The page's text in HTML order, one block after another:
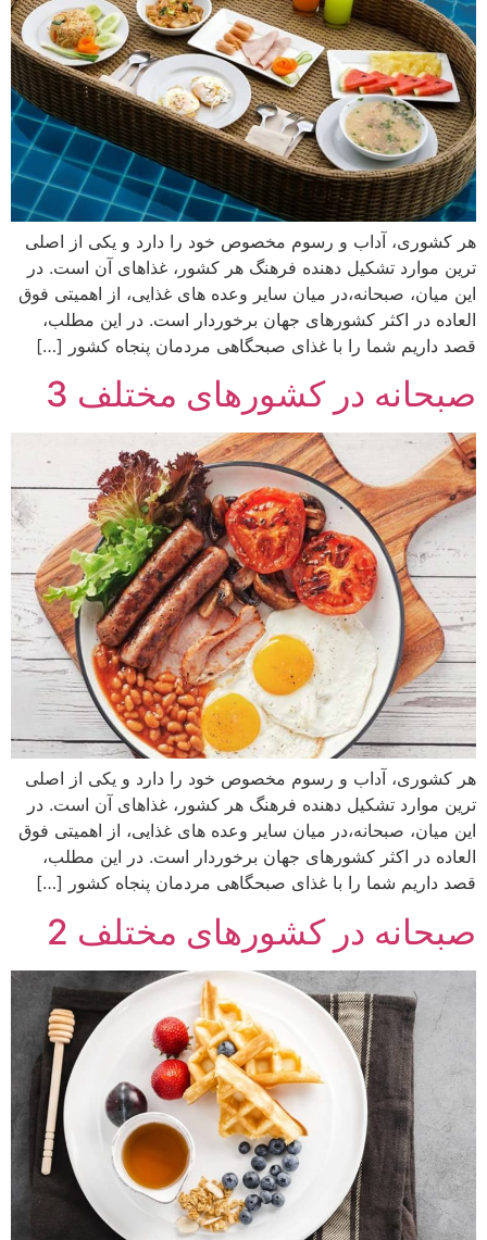
هر کشوری، آداب و رسوم مخصوص خود را دارد و یکی از اصلی
ترین موارد تشکیل دهنده فرهنگ هر کشور، غذاهای آن است. در
این میان، صبحانه،‌در میان سایر وعده های غذایی، از اهمیتی فوق
العاده در اکثر کشورهای جهان برخوردار است. در این مطلب،
قصد داریم شما را با غذای صبحگاهی مردمان پنجاه کشور […]
صبحانه در کشورهای مختلف 3
هر کشوری، آداب و رسوم مخصوص خود را دارد و یکی از اصلی
ترین موارد تشکیل دهنده فرهنگ هر کشور، غذاهای آن است. در
این میان، صبحانه،‌در میان سایر وعده های غذایی، از اهمیتی فوق
العاده در اکثر کشورهای جهان برخوردار است. در این مطلب،
قصد داریم شما را با غذای صبحگاهی مردمان پنجاه کشور […]
صبحانه در کشورهای مختلف 2